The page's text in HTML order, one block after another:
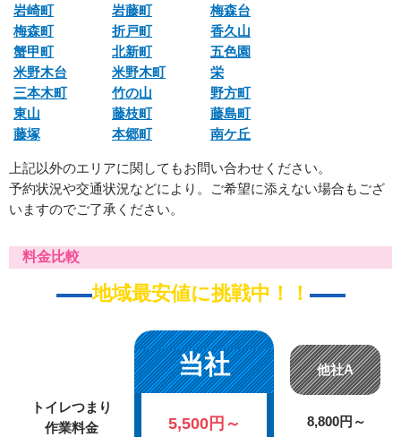
岩崎町
岩藤町
梅森台
梅森町
折戸町
香久山
蟹甲町
北新町
五色園
米野木台
米野木町
栄
三本木町
竹の山
野方町
東山
藤枝町
藤島町
藤塚
本郷町 南ケ丘
上記以外のエリアに関してもお問い合わせください。
予約状況や交通状況などにより。ご希望に添えない場合もござ
いますのでご了承ください。
料金比較
地域最安値に挑戦中！！
当社 他社A
トイレつまり
作業料金
5,500円～ 8,800円～